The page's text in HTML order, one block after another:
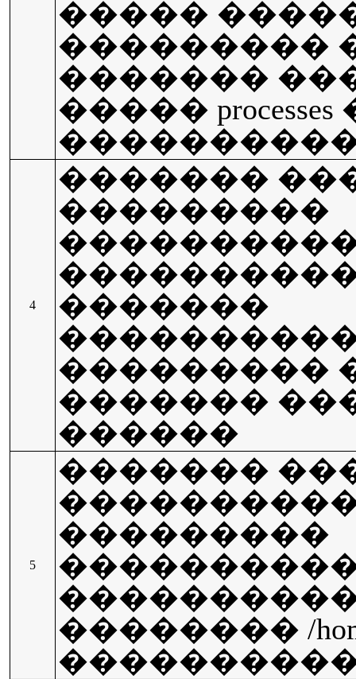
�����
���������
�������
�����
4
�������
���������
�������
���������
�������
������
5
�������
���������
�������� /